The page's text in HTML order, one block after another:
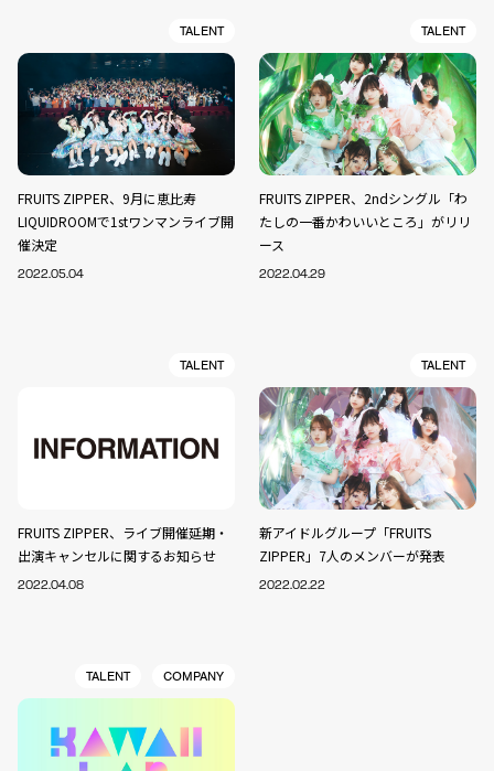
TALENT
FRUITS ZIPPER、9月に恵比寿
LIQUIDROOMで1stワンマンライブ開
催決定
2022.05.04
TALENT
FRUITS ZIPPER、2ndシングル「わ
たしの一番かわいいところ」がリリ
ース
2022.04.29
TALENT
FRUITS ZIPPER、ライブ開催延期・
出演キャンセルに関するお知らせ
2022.04.08
TALENT
新アイドルグループ「FRUITS
ZIPPER」7人のメンバーが発表
2022.02.22
TALENT COMPANY